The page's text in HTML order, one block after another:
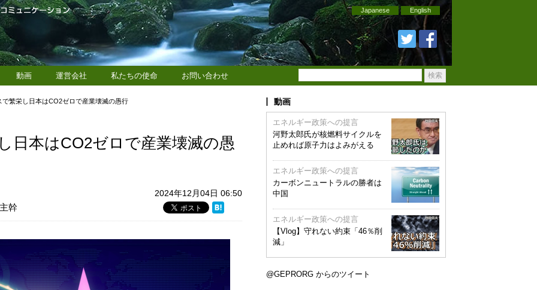
Japanese English
動画 運営会社 私たちの使命 お問い合わせ
で繁栄し日本はCO2ゼロで産業壊滅の愚行
日本はCO2ゼロで産業壊滅の愚
2024年12月04日 06:50
幹
動画
エネルギー政策への提言
河野太郎氏が核燃料サイクルを
止めれば原子力はよみがえる
エネルギー政策への提言
カーボンニュートラルの勝者は
中国
エネルギー政策への提言
【Vlog】守れない約束「46％削
減」
@GEPRORG からのツイート